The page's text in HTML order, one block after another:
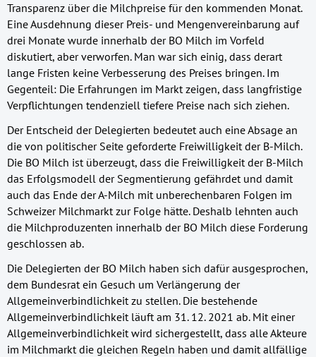
Transparenz über die Milchpreise für den kommenden Monat.
Eine Ausdehnung dieser Preis- und Mengenvereinbarung auf
drei Monate wurde innerhalb der BO Milch im Vorfeld
diskutiert, aber verworfen. Man war sich einig, dass derart
lange Fristen keine Verbesserung des Preises bringen. Im
Gegenteil: Die Erfahrungen im Markt zeigen, dass langfristige
Verpflichtungen tendenziell tiefere Preise nach sich ziehen.
Der Entscheid der Delegierten bedeutet auch eine Absage an
die von politischer Seite geforderte Freiwilligkeit der B-Milch.
Die BO Milch ist überzeugt, dass die Freiwilligkeit der B-Milch
das Erfolgsmodell der Segmentierung gefährdet und damit
auch das Ende der A-Milch mit unberechenbaren Folgen im
Schweizer Milchmarkt zur Folge hätte. Deshalb lehnten auch
die Milchproduzenten innerhalb der BO Milch diese Forderung
geschlossen ab.
Die Delegierten der BO Milch haben sich dafür ausgesprochen,
dem Bundesrat ein Gesuch um Verlängerung der
Allgemeinverbindlichkeit zu stellen. Die bestehende
Allgemeinverbindlichkeit läuft am 31. 12. 2021 ab. Mit einer
Allgemeinverbindlichkeit wird sichergestellt, dass alle Akteure
im Milchmarkt die gleichen Regeln haben und damit allfällige